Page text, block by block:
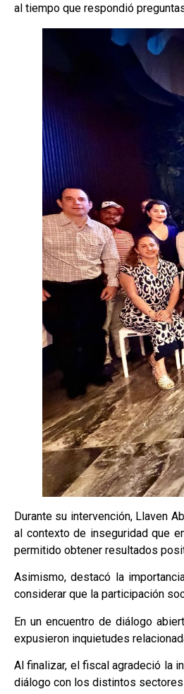
al tiempo que respondió
Durante su intervención, Llaven
al contexto de inseguridad que
permitido obtener resultados
Asimismo, destacó la
considerar que la participación
En un encuentro de diálogo
expusieron inquietudes
Al finalizar, el fiscal agradeció la
diálogo con los distintos sectores